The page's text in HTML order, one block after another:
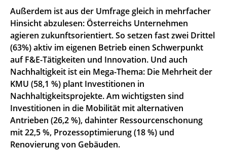
Außerdem ist aus der Umfrage gleich in mehrfacher
Hinsicht abzulesen: Österreichs Unternehmen
agieren zukunftsorientiert. So setzen fast zwei Drittel
(63%) aktiv im eigenen Betrieb einen Schwerpunkt
auf F&E-Tätigkeiten und Innovation. Und auch
Nachhaltigkeit ist ein Mega-Thema: Die Mehrheit der
KMU (58,1 %) plant Investitionen in
Nachhaltigkeitsprojekte. Am wichtigsten sind
Investitionen in die Mobilität mit alternativen
Antrieben (26,2 %), dahinter Ressourcenschonung
mit 22,5 %, Prozessoptimierung (18 %) und
Renovierung von Gebäuden.